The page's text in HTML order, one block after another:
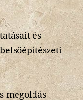
és
megoldás